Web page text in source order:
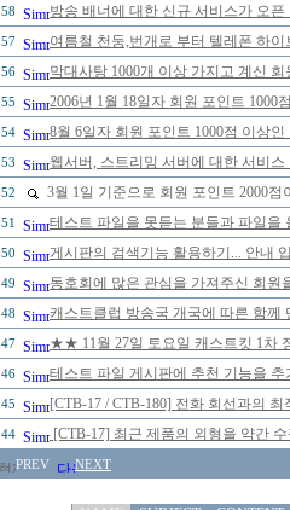
58 방송 배너에 대한 신규 서비스가 오
57 여름철 천둥,번개로 부터 텔레폰 하
56 막대사탕 1000개 이상 가지고 계신
55 2006년 1월 18일자 회원 포인트
54 8월 6일자 회원 포인트 1000점 이상
53 웹서버, 스트리밍 서버에 대한 서비
52 3월 1일 기준으로 회원 포인트 2000
51 테스트 파일을 못듣는 분들과 파일
50 게시판의 검색기능 활용하기... 안내
49 동호회에 많은 관심을 가져주신 회
48 캐스트클럽 방송국 개국에 따른 함
47 ★★ 11월 27일 토요일 캐스트킷 1
46 테스트 파일 게시판에 추천 기능을
45 [CTB-17 / CTB-180] 전화 회선과의
44 [CTB-17] 최근 제품의 외형을 약간
PREV NEXT